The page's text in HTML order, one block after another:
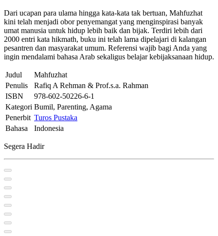
Dari ucapan para ulama hingga kata-kata tak bertuan, Mahfuzhat
kini telah menjadi obor penyemangat yang menginspirasi banyak
umat manusia untuk hidup lebih baik dan bijak. Terdiri lebih dari
2000 entri kata hikmath, buku ini telah lama dipelajari di kalangan
pesantren dan masyarakat umum. Referensi wajib bagi Anda yang
ingin mendalami bahasa Arab sekaligus belajar kebijaksanaan hidup.
Judul
Mahfuzhat
Penulis
Rafiq A Rehman & Prof.s.a. Rahman
ISBN
978-602-50226-6-1
Kategori Bumil, Parenting, Agama
Penerbit Turos Pustaka
Bahasa
Indonesia
Segera Hadir